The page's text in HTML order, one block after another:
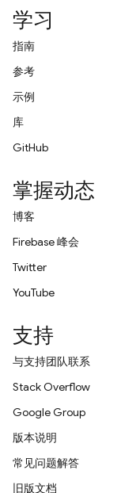
学习
指南
参考
示例
库
GitHub
掌握动态
博客
Firebase 峰会
Twitter
YouTube
支持
与支持团队联系
Stack Overflow
Google Group
版本说明
常见问题解答
旧版文档